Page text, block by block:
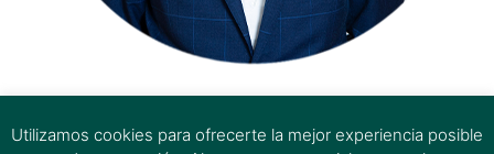
estem aquí
Utilizamos cookies para ofrecerte la mejor experiencia posible